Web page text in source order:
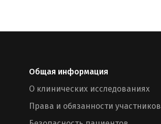
Общая информация
О клинических исследованиях
Права и обязанности участников